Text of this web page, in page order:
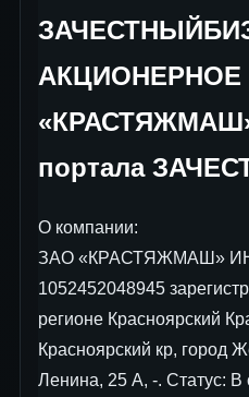
портала
О компании:
ЗАО «КРАСТЯЖМАШ»
1052452048945
регионе Красноярский
Красноярский кр, город
Ленина, 25 А, -. Статус: В